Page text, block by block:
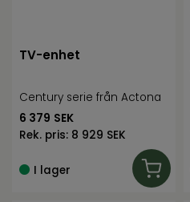
TV-enhet
Century serie från Actona
6 379 SEK
Rek. pris: 8 929 SEK
I lager